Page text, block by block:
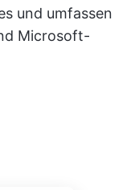
und umfassen
Microsoft-